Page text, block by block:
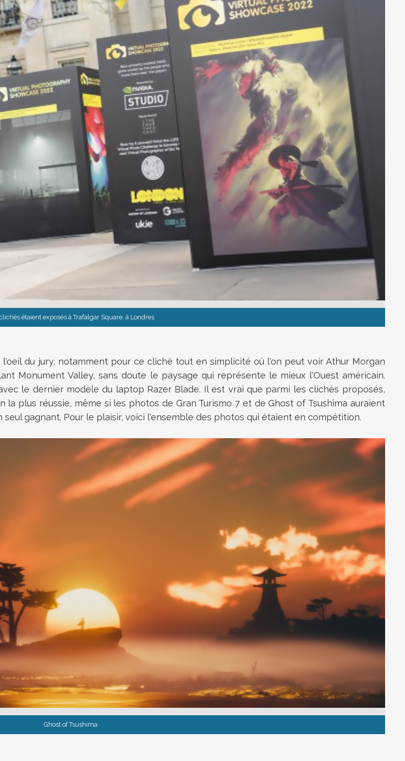
étaient exposés à Trafalgar Square, à Londres
du jury, notamment pour ce cliché tout en simplicité où l'on peut voir Athur Morgan
Monument Valley, sans doute le paysage qui représente le mieux l'Ouest américain.
le dernier modèle du laptop Razer Blade. Il est vrai que parmi les clichés proposés,
plus réussie, même si les photos de Gran Turismo 7 et de Ghost of Tsushima auraient
seul gagnant. Pour le plaisir, voici l'ensemble des photos qui étaient en compétition.
Ghost of Tsushima